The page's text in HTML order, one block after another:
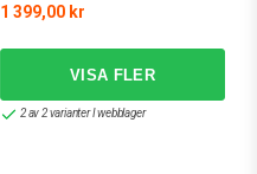
1 399,00 kr
2 av 2 varianter I webblager